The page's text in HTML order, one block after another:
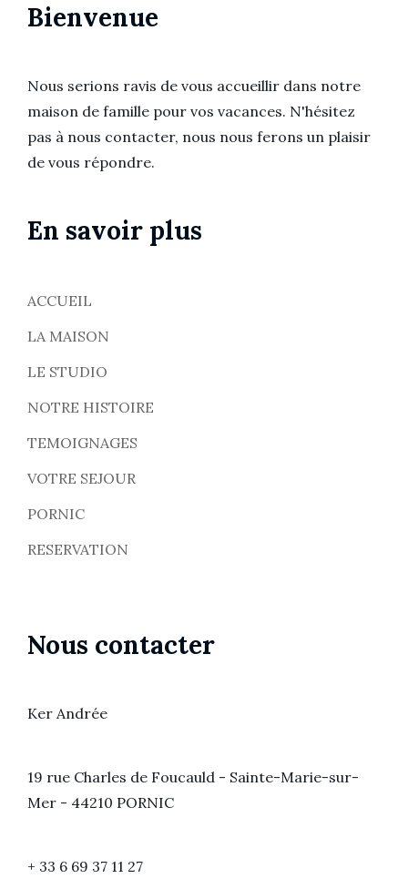
Bienvenue
Nous serions ravis de vous accueillir dans notre
maison de famille pour vos vacances. N'hésitez
pas à nous contacter, nous nous ferons un plaisir
de vous répondre.
En savoir plus
ACCUEIL
LA MAISON
LE STUDIO
NOTRE HISTOIRE
TEMOIGNAGES
VOTRE SEJOUR
PORNIC
RESERVATION
Nous contacter
Ker Andrée
19 rue Charles de Foucauld - Sainte-Marie-sur-
Mer - 44210 PORNIC
+ 33 6 69 37 11 27